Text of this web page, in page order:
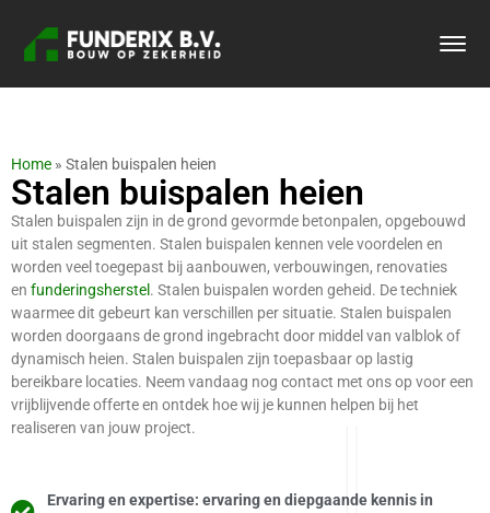
Home » Stalen buispalen heien
Stalen buispalen heien
Stalen buispalen zijn in de grond gevormde betonpalen, opgebouwd
uit stalen segmenten. Stalen buispalen kennen vele voordelen en
worden veel toegepast bij aanbouwen, verbouwingen, renovaties
en funderingsherstel . Stalen buispalen worden geheid. De techniek
waarmee dit gebeurt kan verschillen per situatie. Stalen buispalen
worden doorgaans de grond ingebracht door middel van valblok of
dynamisch heien. Stalen buispalen zijn toepasbaar op lastig
bereikbare locaties. Neem vandaag nog contact met ons op voor een
vrijblijvende offerte en ontdek hoe wij je kunnen helpen bij het
realiseren van jouw project.
Ervaring en expertise: ervaring en diepgaande kennis in